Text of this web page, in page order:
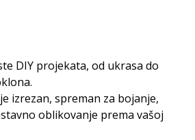
DIY projekata, od ukrasa do
izrezan, spreman za bojanje,
oblikovanje prema vašoj